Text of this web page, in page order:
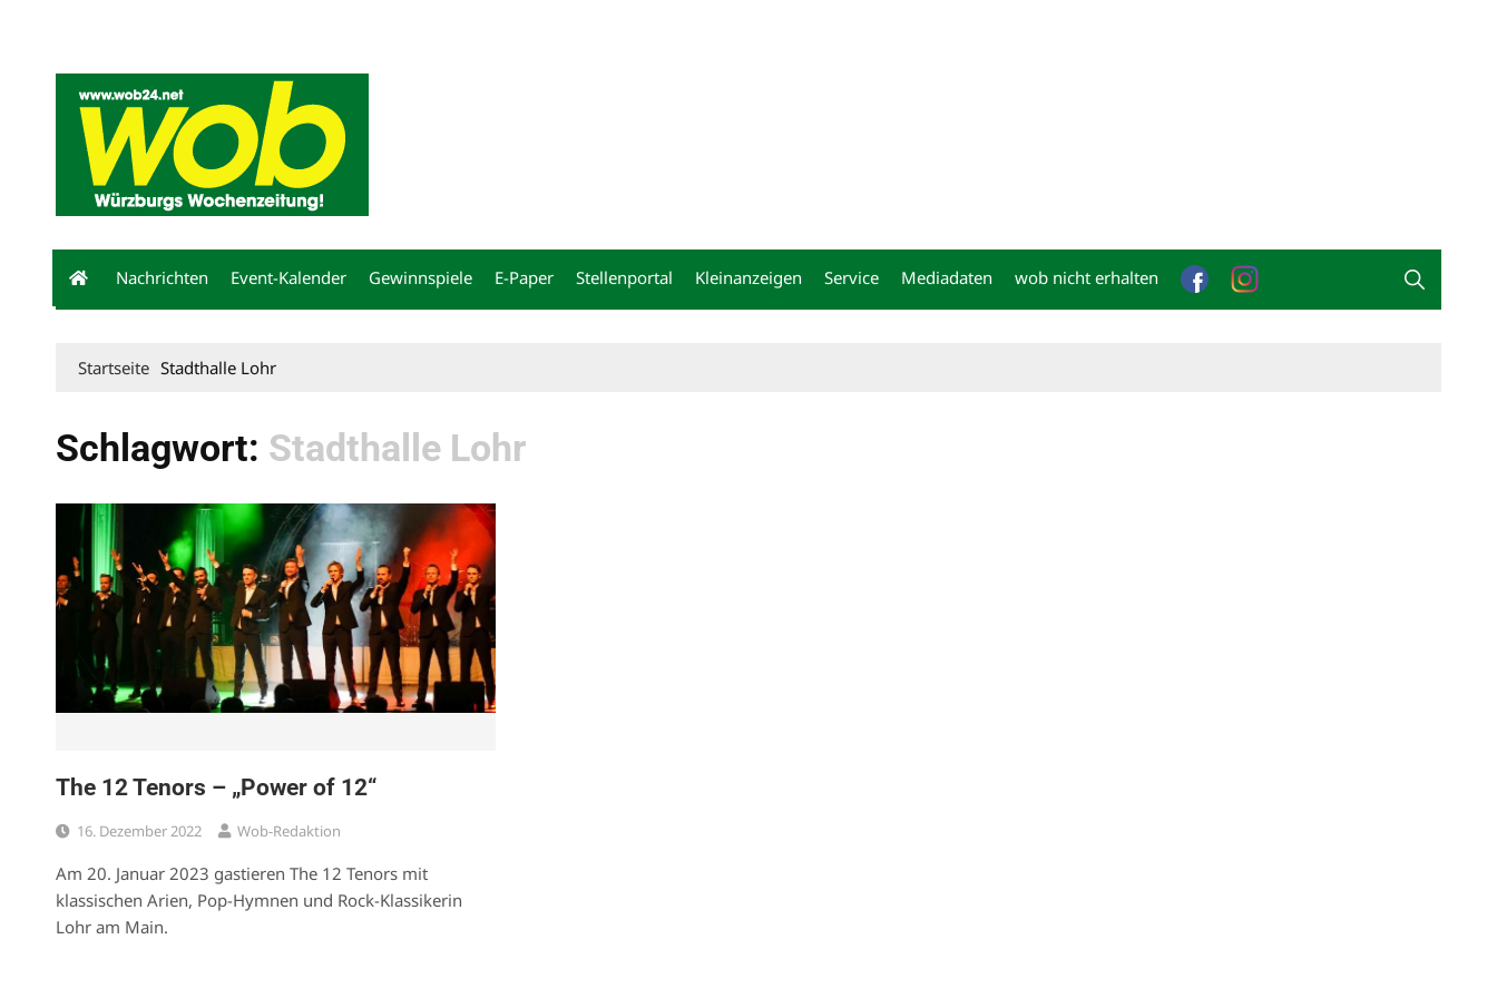
Nachrichten Event-Kalender Gewinnspiele E-Paper Stellenportal Kleinanzeigen Service Mediadaten wob nicht erhalten
Startseite Stadthalle Lohr
Schlagwort: Stadthalle Lohr
The 12 Tenors – „Power of 12“
16. Dezember 2022 Wob-Redaktion
Am 20. Januar 2023 gastieren The 12 Tenors mit
klassischen Arien, Pop-Hymnen und Rock-Klassikerin
Lohr am Main.